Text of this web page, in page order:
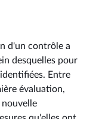
d'un contrôle a
desquelles pour
Entre
évaluation,